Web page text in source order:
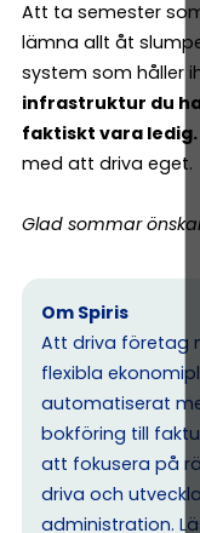
Att ta semester
lämna allt åt
system som håller
infrastruktur du
faktiskt vara ledig.
med att driva eget.
Glad sommar
Om Spiris
Att driva företag
flexibla
automatiserat
bokföring till
att fokusera på
driva och
administration.